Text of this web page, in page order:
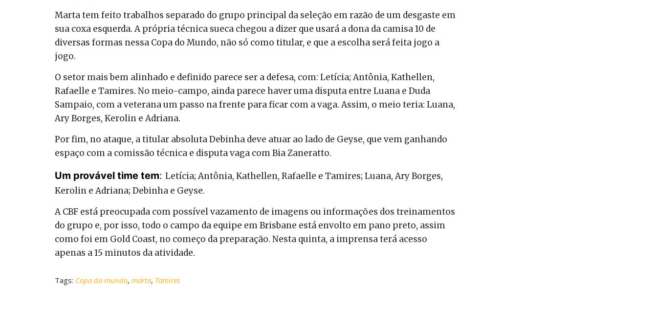
Marta tem feito trabalhos separado do grupo principal da seleção em razão de um desgaste em
sua coxa esquerda. A própria técnica sueca chegou a dizer que usará a dona da camisa 10 de
diversas formas nessa Copa do Mundo, não só como titular, e que a escolha será feita jogo a
jogo.
O setor mais bem alinhado e definido parece ser a defesa, com: Letícia; Antônia, Kathellen,
Rafaelle e Tamires. No meio-campo, ainda parece haver uma disputa entre Luana e Duda
Sampaio, com a veterana um passo na frente para ficar com a vaga. Assim, o meio teria: Luana,
Ary Borges, Kerolin e Adriana.
Por fim, no ataque, a titular absoluta Debinha deve atuar ao lado de Geyse, que vem ganhando
espaço com a comissão técnica e disputa vaga com Bia Zaneratto.
Um provável time tem: Letícia; Antônia, Kathellen, Rafaelle e Tamires; Luana, Ary Borges,
Kerolin e Adriana; Debinha e Geyse.
A CBF está preocupada com possível vazamento de imagens ou informações dos treinamentos
do grupo e, por isso, todo o campo da equipe em Brisbane está envolto em pano preto, assim
como foi em Gold Coast, no começo da preparação. Nesta quinta, a imprensa terá acesso
apenas a 15 minutos da atividade.
Tags: Copa do mundo, marta, Tamires